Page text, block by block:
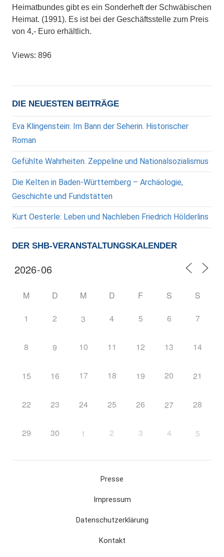
Heimatbundes gibt es ein Sonderheft der Schwäbischen
Heimat. (1991). Es ist bei der Geschäftsstelle zum Preis
von 4,- Euro erhältlich.
Views: 896
DIE NEUESTEN BEITRÄGE
Eva Klingenstein: Im Bann der Seherin. Historischer
Roman
Gefühlte Wahrheiten. Zeppeline und Nationalsozialismus
Die Kelten in Baden-Württemberg – Archäologie,
Geschichte und Fundstätten
Kurt Oesterle: Leben und Nachleben Friedrich Hölderlins
DER SHB-VERANSTALTUNGSKALENDER
M D M D F S S
1 2 3 4 5 6 7
8 9 10 11 12 13 14
15 16 17 18 19 20 21
22 23 24 25 26 27 28
29 30 1 2 3 4 5
Presse
Impressum
Datenschutzerklärung
Kontakt